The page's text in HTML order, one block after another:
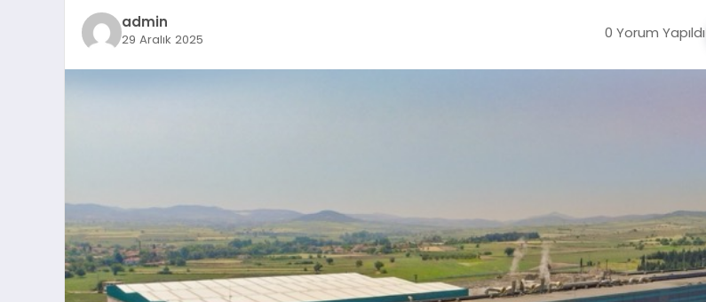
admin
29 Aralık 2025 0 Yorum Yapıldı